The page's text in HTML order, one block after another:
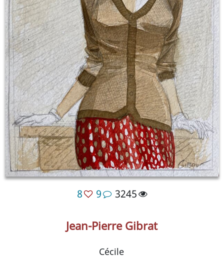
8 9 3245
Jean-Pierre Gibrat
Cécile